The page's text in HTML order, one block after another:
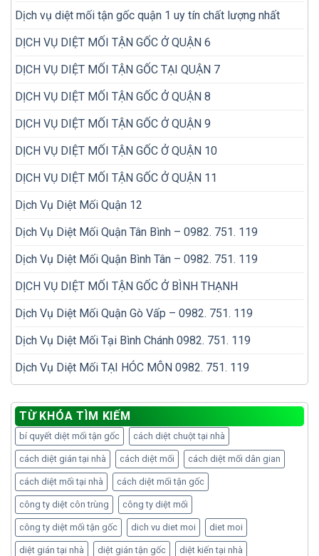
Dịch vụ diệt mối tận gốc quận 1 uy tín chất lượng nhất
DỊCH VỤ DIỆT MỐI TẬN GỐC Ở QUẬN 6
DỊCH VỤ DIỆT MỐI TẬN GỐC TẠI QUẬN 7
DỊCH VỤ DIỆT MỐI TẬN GỐC Ở QUẬN 8
DỊCH VỤ DIỆT MỐI TẬN GỐC Ở QUẬN 9
DỊCH VỤ DIỆT MỐI TẬN GỐC Ở QUẬN 10
DỊCH VỤ DIỆT MỐI TẬN GỐC Ở QUẬN 11
Dịch Vụ Diệt Mối Quận 12
Dịch Vụ Diệt Mối Quận Tân Bình – 0982. 751. 119
Dịch Vụ Diệt Mối Quận Bình Tân – 0982. 751. 119
DỊCH VỤ DIỆT MỐI TẬN GỐC Ở BÌNH THẠNH
Dịch Vụ Diệt Mối Quận Gò Vấp – 0982. 751. 119
Dịch Vụ Diệt Mối Tại Bình Chánh 0982. 751. 119
Dịch Vụ Diệt Mối TẠI HÓC MÔN 0982. 751. 119
TỪ KHÓA TÌM KIẾM
bí quyết diệt mối tận gốc cách diệt chuột tại nhà
cách diệt gián tại nhà cách diệt mối cách diệt mối dân gian
cách diệt mối tại nhà cách diệt mối tận gốc
công ty diệt côn trùng công ty diệt mối
công ty diệt mối tận gốc dich vu diet moi diet moi
diệt gián tại nhà diệt gián tận gốc diệt kiến tại nhà